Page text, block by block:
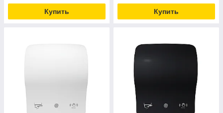
Купить Купить